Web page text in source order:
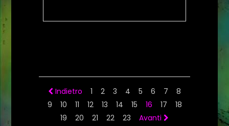
Indietro 1 2 3 4 5 6 7
8
9
10 11 12 13 14 15 16 17
18
19
20 21 22 23 Avanti